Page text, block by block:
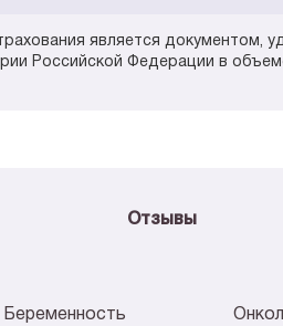
является
Российской Федерации в
Отзывы
Беременность